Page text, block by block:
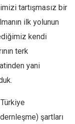
tartışmasız bir
ilk yolunun
kendi
terk
yani
şartları